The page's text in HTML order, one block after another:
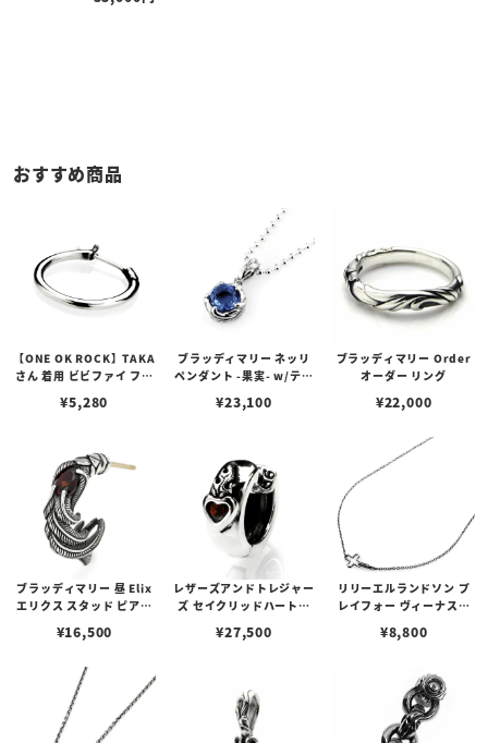
おすすめ商品
【ONE OK ROCK】TAKA
さん 着用 ビビファイ フー
¥5,280
ブラッディマリー ネッリ
ペンダント -果実- w/ティ
¥23,100
ブラッディマリー Order
オーダー リング
¥22,000
ブラッディマリー 昼 Elix
エリクス スタッド ピアス
¥16,500
レザーズアンドトレジャー
ズ セイクリッドハートピ
¥27,500
リリーエルランドソン プ
レイフォー ヴィーナスチ
¥8,800